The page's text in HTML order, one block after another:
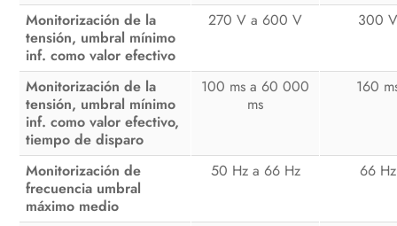
Monitorización de la
tensión, umbral mínimo
inf. como valor efectivo
270 V a 600 V 300
Monitorización de la
tensión, umbral mínimo
inf. como valor efectivo,
tiempo de disparo
100 ms a 60 000
ms
160
Monitorización de
frecuencia umbral
máximo medio
50 Hz a 66 Hz 66 Hz